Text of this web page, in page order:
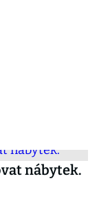
nábytek.